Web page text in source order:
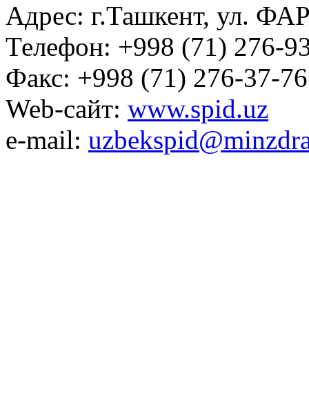
Адрес: г.Ташкент, ул.
Телефон: +998 (71) 276-
Факс: +998 (71) 276-37-76
Web-сайт: www.spid.uz
e-mail: